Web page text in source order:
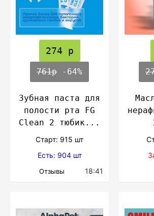
274 р
761р -64%
Зубная паста для
полости рта FG
Clean 2 тюбик...
Cтарт: 915 шт
Есть: 904 шт
Отзывы 18:41